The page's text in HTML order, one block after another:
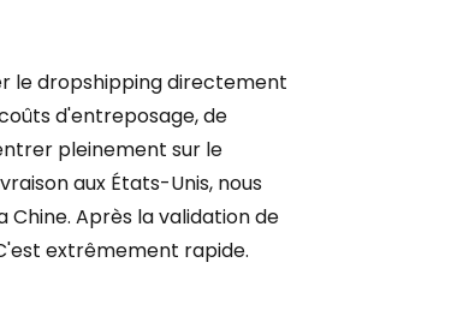
le dropshipping directement
d'entreposage, de
pleinement sur le
aux États-Unis, nous
Après la validation de
extrêmement rapide.